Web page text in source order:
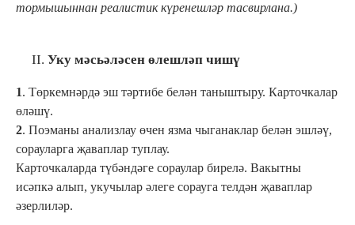
тормышыннан реалистик күренешләр тасвирлана.)
Уку мәсьәләсен өлешләп чишү
1. Төркемнәрдә эш тәртибе белән таныштыру. Карточкалар
өләшү.
2. Поэманы анализлау өчен язма чыганаклар белән эшләү,
сорауларга җаваплар туплау.
Карточкаларда түбәндәге сораулар бирелә. Вакытны
исәпкә алып, укучылар әлеге сорауга телдән җаваплар
әзерлиләр.